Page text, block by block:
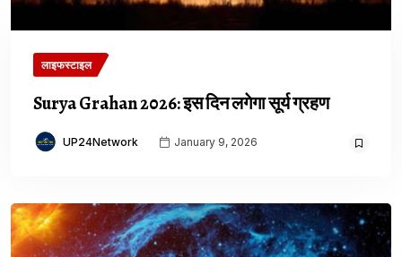
लाइफस्टाइल
Surya Grahan 2026: इस दिन लगेगा सूर्य ग्रहण
UP24Network January 9, 2026